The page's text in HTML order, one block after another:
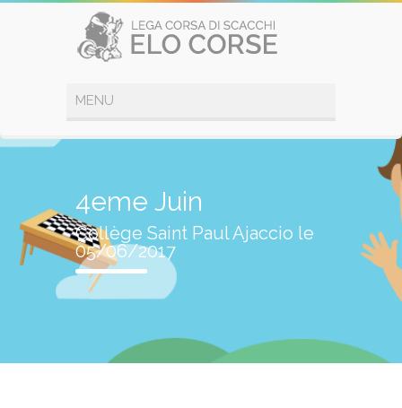
4eme Juin
Collège Saint Paul Ajaccio le
05/06/2017